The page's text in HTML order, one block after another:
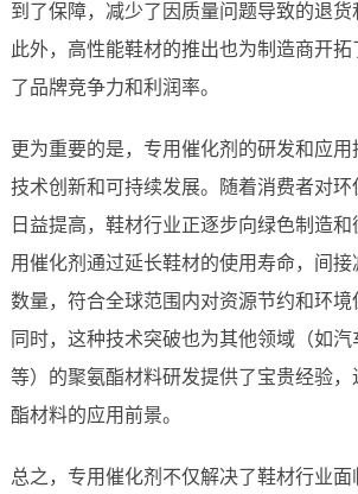
到了保障，减少了因质量问题导致的退货
此外，高性能鞋材的推出也为制造商开
了品牌竞争力和利润率。
更为重要的是，专用催化剂的研发和应
技术创新和可持续发展。随着消费者对环
日益提高，鞋材行业正逐步向绿色制造
用催化剂通过延长鞋材的使用寿命，间
数量，符合全球范围内对资源节约和环境
同时，这种技术突破也为其他领域（如
等）的聚氨酯材料研发提供了宝贵经验
酯材料的应用前景。
总之，专用催化剂不仅解决了鞋材行业